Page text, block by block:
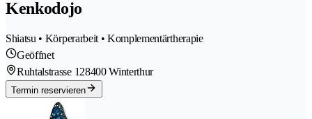
Kenkodojo
Shiatsu • Körperarbeit • Komplementärtherapie
Geöffnet
Ruhtalstrasse 128400 Winterthur
Termin reservieren